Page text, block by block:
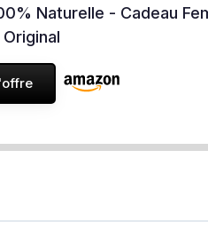
Naturelle - Cadeau